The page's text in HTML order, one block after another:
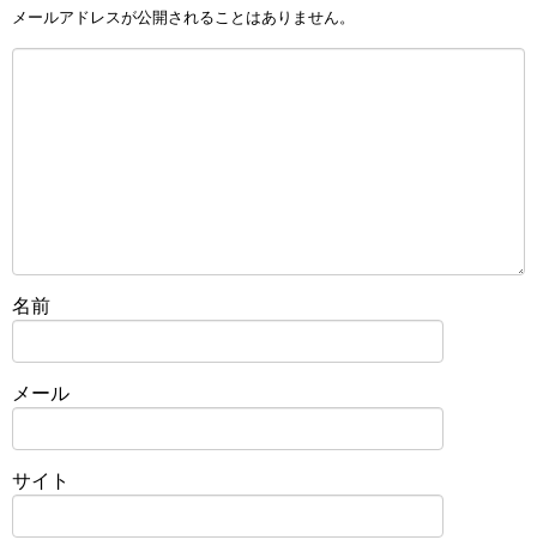
メールアドレスが公開されることはありません。
名前
メール
サイト